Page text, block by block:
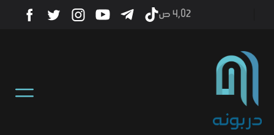
أخبار
4٫02 ص